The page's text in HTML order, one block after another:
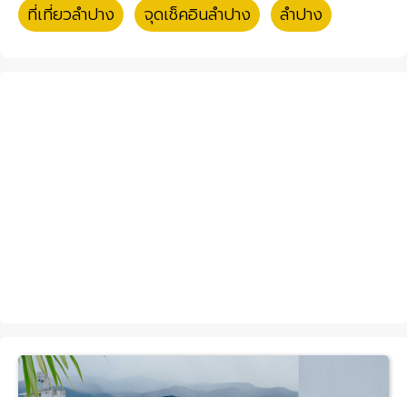
ที่เที่ยวลำปาง
จุดเช็คอินลำปาง ลำปาง